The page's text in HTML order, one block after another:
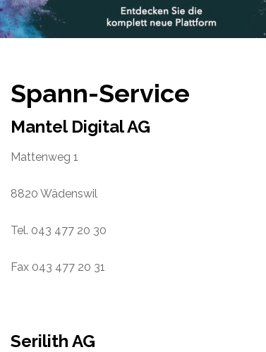
Spann-Service
Mantel Digital AG
Mattenweg 1
8820 Wädenswil
Tel. 043 477 20 30
Fax 043 477 20 31
Serilith AG